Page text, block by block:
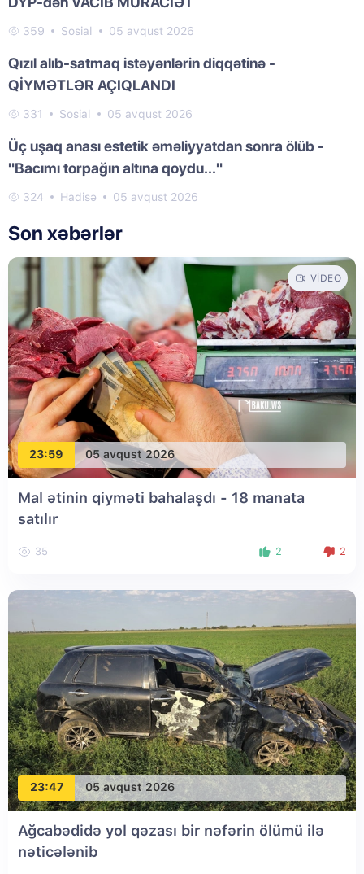
359 Sosial 05 avqust 2026
Qızıl alıb-satmaq istəyənlərin diqqətinə -
QİYMƏTLƏR AÇIQLANDI
331 Sosial 05 avqust 2026
Üç uşaq anası estetik əməliyyatdan sonra ölüb -
"Bacımı torpağın altına qoydu..."
324 Hadisə 05 avqust 2026
Son xəbərlər
23:59 05 avqust 2026
VIDEO
Mal ətinin qiyməti bahalaşdı - 18 manata
satılır
35 2 2
23:47 05 avqust 2026
Ağcabədidə yol qəzası bir nəfərin ölümü ilə
nəticələnib